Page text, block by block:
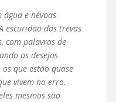
água e névoas
escuridão das trevas
com palavras de
os desejos
que estão quase
vivem no erro.
mesmos são